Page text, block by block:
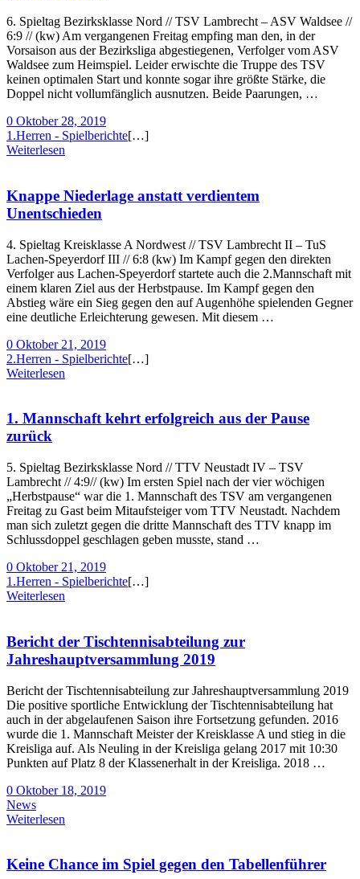
6. Spieltag Bezirksklasse Nord // TSV Lambrecht – ASV Waldsee //
6:9 // (kw) Am vergangenen Freitag empfing man den, in der
Vorsaison aus der Bezirksliga abgestiegenen, Verfolger vom ASV
Waldsee zum Heimspiel. Leider erwischte die Truppe des TSV
keinen optimalen Start und konnte sogar ihre größte Stärke, die
Doppel nicht vollumfänglich ausnutzen. Beide Paarungen, …
0 Oktober 28, 2019
1.Herren - Spielberichte[…]
Weiterlesen
Knappe Niederlage anstatt verdientem
Unentschieden
4. Spieltag Kreisklasse A Nordwest // TSV Lambrecht II – TuS
Lachen-Speyerdorf III // 6:8 (kw) Im Kampf gegen den direkten
Verfolger aus Lachen-Speyerdorf startete auch die 2.Mannschaft mit
einem klaren Ziel aus der Herbstpause. Im Kampf gegen den
Abstieg wäre ein Sieg gegen den auf Augenhöhe spielenden Gegner
eine deutliche Erleichterung gewesen. Mit diesem …
0 Oktober 21, 2019
2.Herren - Spielberichte[…]
Weiterlesen
1. Mannschaft kehrt erfolgreich aus der Pause
zurück
5. Spieltag Bezirksklasse Nord // TTV Neustadt IV – TSV
Lambrecht // 4:9// (kw) Im ersten Spiel nach der vier wöchigen
„Herbstpause“ war die 1. Mannschaft des TSV am vergangenen
Freitag zu Gast beim Mitaufsteiger vom TTV Neustadt. Nachdem
man sich zuletzt gegen die dritte Mannschaft des TTV knapp im
Schlussdoppel geschlagen geben musste, stand …
0 Oktober 21, 2019
1.Herren - Spielberichte[…]
Weiterlesen
Bericht der Tischtennisabteilung zur
Jahreshauptversammlung 2019
Bericht der Tischtennisabteilung zur Jahreshauptversammlung 2019
Die positive sportliche Entwicklung der Tischtennisabteilung hat
auch in der abgelaufenen Saison ihre Fortsetzung gefunden. 2016
wurde die 1. Mannschaft Meister der Kreisklasse A und stieg in die
Kreisliga auf. Als Neuling in der Kreisliga gelang 2017 mit 10:30
Punkten auf Platz 8 der Klassenerhalt in der Kreisliga. 2018 …
0 Oktober 18, 2019
News
Weiterlesen
Keine Chance im Spiel gegen den Tabellenführer